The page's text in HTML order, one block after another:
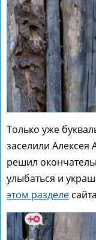
Только уже
заселили
решил
улыбаться и
этом разделе